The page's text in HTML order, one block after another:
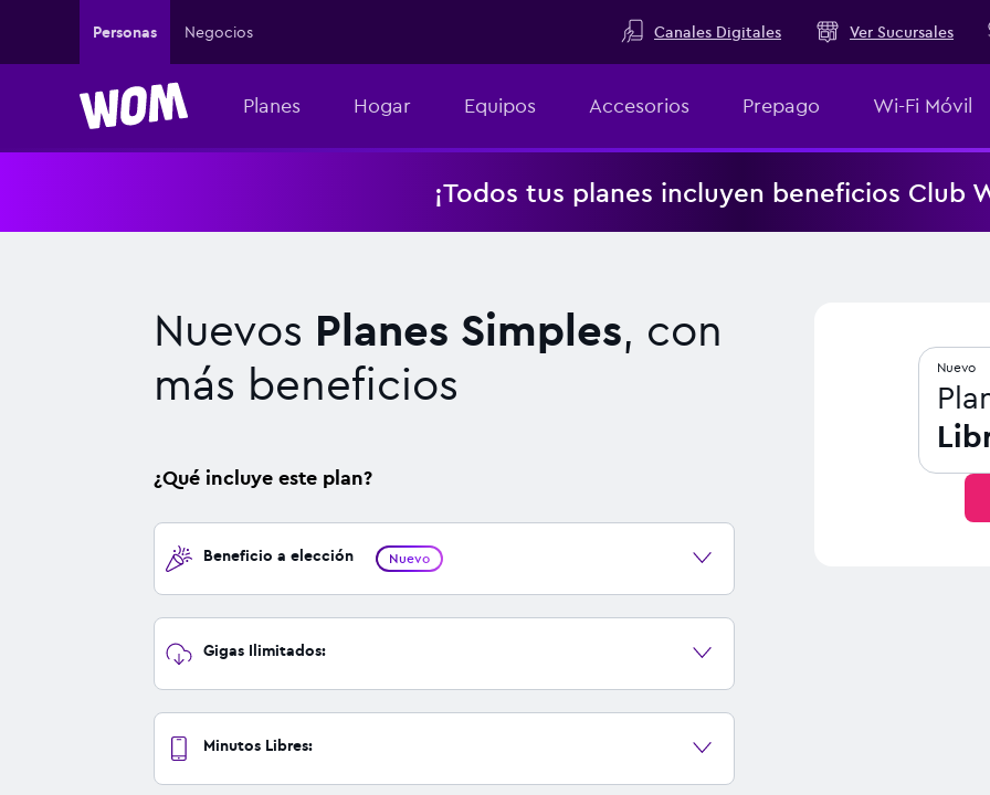
Personas Negocios Canales Digitales Ver Sucursales
Planes Hogar Equipos Accesorios Prepago Wi-Fi Móvil
¡Todos tus planes incluyen beneficios Club
Nuevos Planes Simples, con
más beneficios
Nuevo
¿Qué incluye este plan?
Beneficio a elección Nuevo
Gigas Ilimitados:
Minutos Libres: